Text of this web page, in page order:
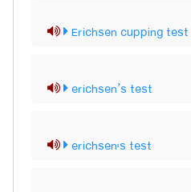
Erichsen cupping test
erichsen’s test
erichsen's test